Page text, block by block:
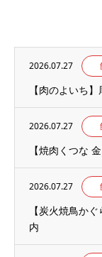
2026.07.27
【肉のよいち
2026.07.27
【焼肉くつな
2026.07.27
【炭火焼鳥か
内